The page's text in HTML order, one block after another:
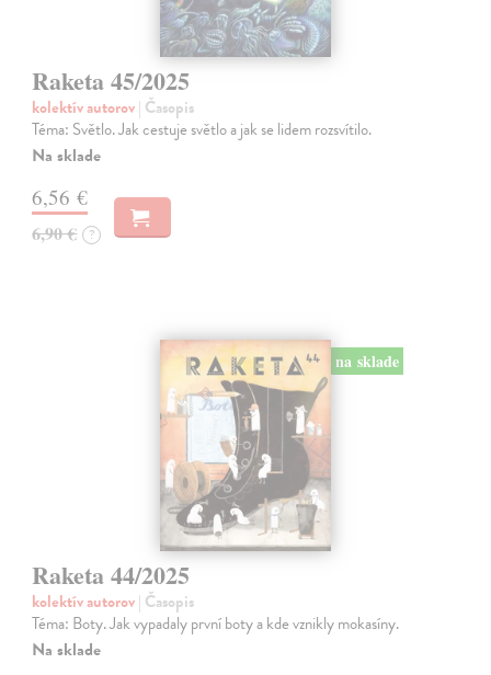
Raketa 45/2025
kolektív autorov| Časopis
Téma: Světlo. Jak cestuje světlo a jak se lidem rozsvítilo.
Na sklade
6,56 €
6,90 € ?
na sklade
Raketa 44/2025
kolektív autorov| Časopis
Téma: Boty. Jak vypadaly první boty a kde vznikly mokasíny.
Na sklade